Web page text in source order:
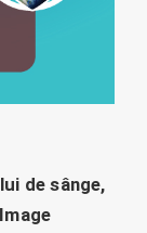
de sânge,